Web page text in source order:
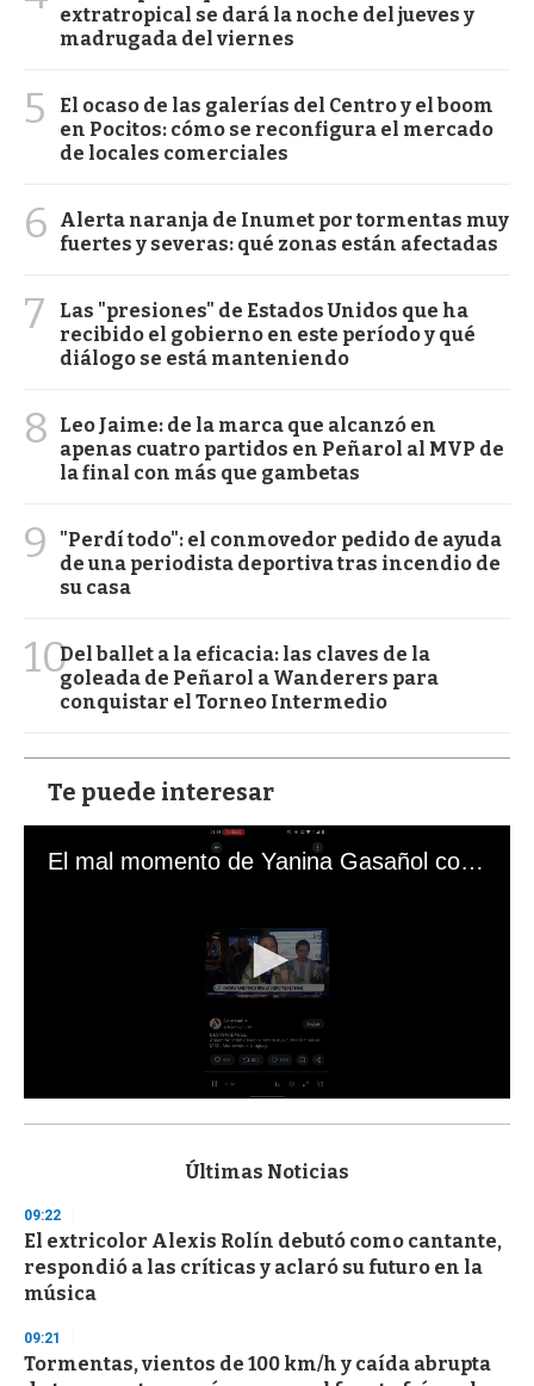
extratropical se dará la noche del jueves y
madrugada del viernes
5
El ocaso de las galerías del Centro y el boom
en Pocitos: cómo se reconfigura el mercado
de locales comerciales
6
Alerta naranja de Inumet por tormentas muy
fuertes y severas: qué zonas están afectadas
7
Las "presiones" de Estados Unidos que ha
recibido el gobierno en este período y qué
diálogo se está manteniendo
8
Leo Jaime: de la marca que alcanzó en
apenas cuatro partidos en Peñarol al MVP de
la final con más que gambetas
9
"Perdí todo": el conmovedor pedido de ayuda
de una periodista deportiva tras incendio de
su casa
10Del ballet a la eficacia: las claves de la
goleada de Peñarol a Wanderers para
conquistar el Torneo Intermedio
Te puede interesar
El mal momento de Yanina Gasañol con un hincha argentino en "Subrayado"
s
d
s
o
f
3
s
e
c
Últimas Noticias
09:22
El extricolor Alexis Rolín debutó como cantante,
respondió a las críticas y aclaró su futuro en la
música
09:21
Tormentas, vientos de 100 km/h y caída abrupta